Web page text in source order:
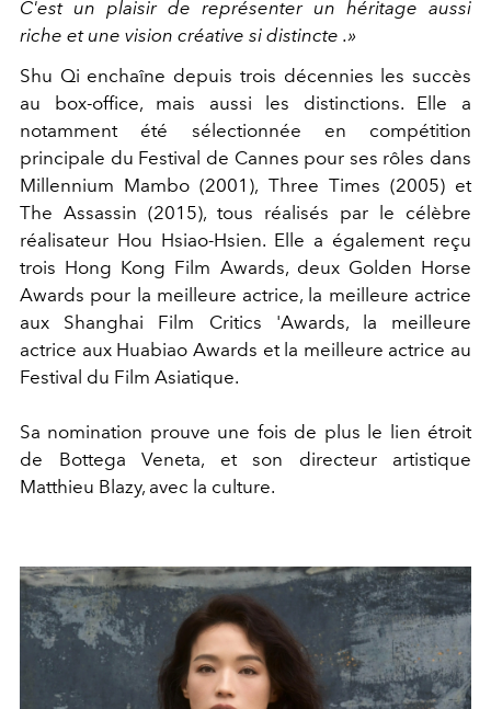
C'est un plaisir de représenter un héritage aussi
riche et une vision créative si distincte .»
Shu Qi enchaîne depuis trois décennies les succès
au box-office, mais aussi les distinctions. Elle a
notamment été sélectionnée en compétition
principale du Festival de Cannes pour ses rôles dans
Millennium Mambo (2001), Three Times (2005) et
The Assassin (2015), tous réalisés par le célèbre
réalisateur Hou Hsiao-Hsien. Elle a également reçu
trois Hong Kong Film Awards, deux Golden Horse
Awards pour la meilleure actrice, la meilleure actrice
aux Shanghai Film Critics 'Awards, la meilleure
actrice aux Huabiao Awards et la meilleure actrice au
Festival du Film Asiatique.
Sa nomination prouve une fois de plus le lien étroit
de Bottega Veneta, et son directeur artistique
Matthieu Blazy, avec la culture.